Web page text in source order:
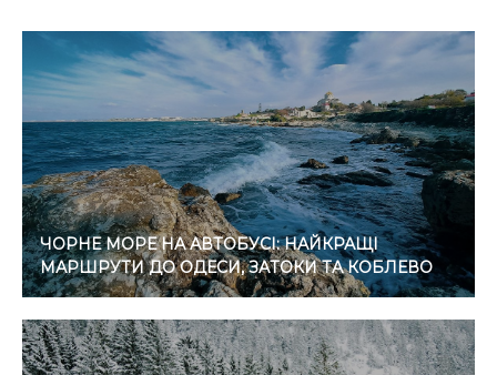
ЧОРНЕ МОРЕ НА АВТОБУСІ: НАЙКРАЩІ
МАРШРУТИ ДО ОДЕСИ, ЗАТОКИ ТА КОБЛЕВО